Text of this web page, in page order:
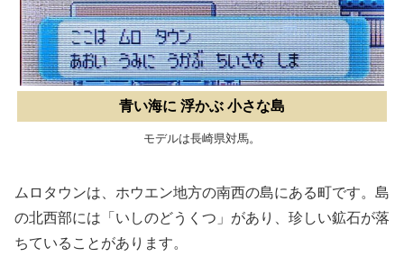
青い海に 浮かぶ 小さな島
モデルは長崎県対馬。
ムロタウンは、ホウエン地方の南西の島にある町です。島
の北西部には「いしのどうくつ」があり、珍しい鉱石が落
ちていることがあります。